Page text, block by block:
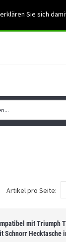
Sie sich
03501-
Artikel pro Seite:
mit Triumph
Schnorr Hecktasche